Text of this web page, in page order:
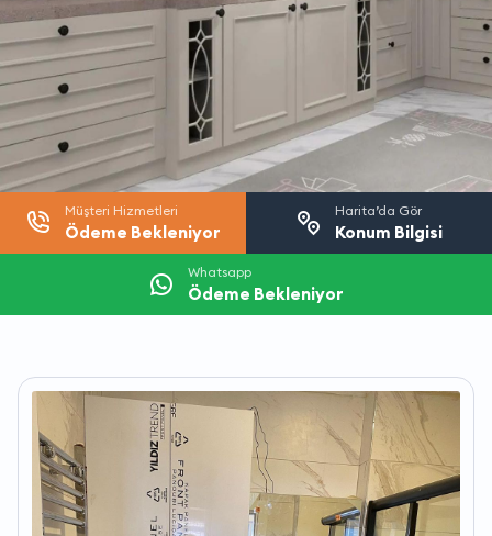
Müşteri Hizmetleri
Ödeme Bekleniyor
Harita’da Gör
Konum Bilgisi
Whatsapp
Ödeme Bekleniyor